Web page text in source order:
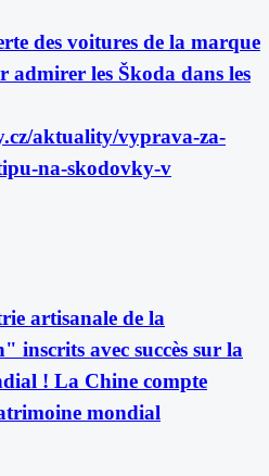
des voitures de la marque
admirer les Škoda dans les
aktuality/vyprava-za-
na-skodovky-v
artisanale de la
inscrits avec succès sur la
! La Chine compte
mondial